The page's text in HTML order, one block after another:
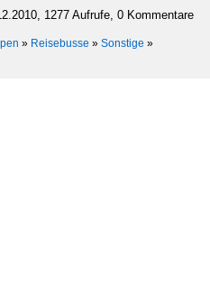
1277 Aufrufe, 0 Kommentare
» Reisebusse » Sonstige »